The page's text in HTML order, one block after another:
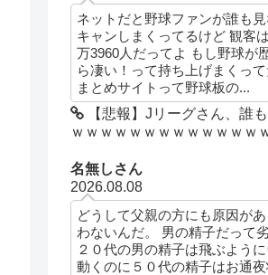
ネットだと野球ファンが誰も
キャンしまくってるけど 観客
万3960人だってよ もし野球が
ら凄い！って持ち上げまくっ
まとめサイトって野球板の...
【悲報】Jリーグさん、誰
ｗｗｗｗｗｗｗｗｗｗｗｗｗ
名無しさん
2026.08.08
どうして父親の方にも原因が
わないんだ。 男の精子だって
２０代の男の精子は飛ぶよう
動くのに５０代の精子はお通夜